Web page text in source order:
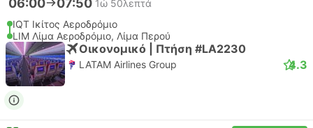
1ώ 50λεπτά
IQT Ικίτος Αεροδρόμιο
LIM Λίμα Αεροδρόμιο, Λίμα Περού
Οικονομικό | Πτήση #LA2230
LATAM Airlines Group 4.3